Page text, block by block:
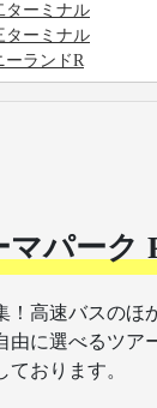
ターミナル
ターミナル
ーランドR
マパーク
！高速バスのほ
由に選べるツア
ております。